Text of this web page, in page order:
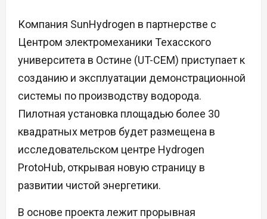
Компания SunHydrogen в партнерстве с
Центром электромеханики Техасского
университета в Остине (UT-CEM) приступает к
созданию и эксплуатации демонстрационной
системы по производству водорода.
Пилотная установка площадью более 30
квадратных метров будет размещена в
исследовательском центре Hydrogen
ProtoHub, открывая новую страницу в
развитии чистой энергетики.
В основе проекта лежит прорывная